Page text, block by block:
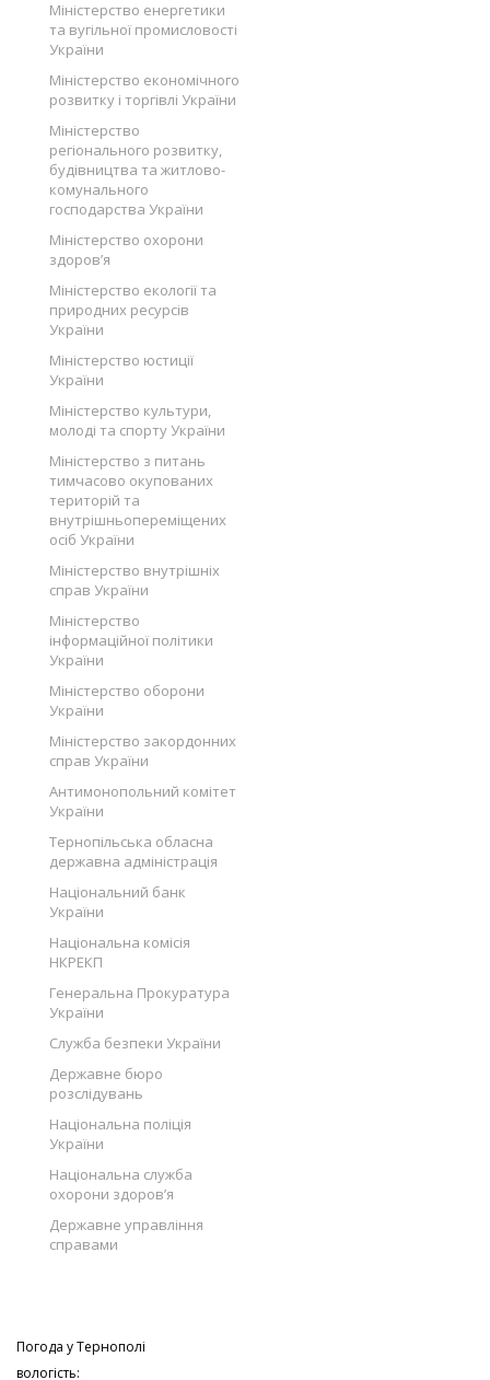
Міністерство енергетики
та вугільної промисловості
України
Міністерство економічного
розвитку і торгівлі України
Міністерство
регіонального розвитку,
будівництва та житлово-
комунального
господарства України
Міністерство охорони
здоров’я
Міністерство екології та
природних ресурсів
України
Міністерство юстиції
України
Міністерство культури,
молоді та спорту України
Міністерство з питань
тимчасово окупованих
територій та
внутрішньопереміщених
осіб України
Міністерство внутрішніх
справ України
Міністерство
інформаційної політики
України
Міністерство оборони
України
Міністерство закордонних
справ України
Антимонопольний комітет
України
Тернопільська обласна
державна адміністрація
Національний банк
України
Національна комісія
НКРЕКП
Генеральна Прокуратура
України
Служба безпеки України
Державне бюро
розслідувань
Національна поліція
України
Національна служба
охорони здоров’я
Державне управління
справами
Погода уТернополі
вологість: